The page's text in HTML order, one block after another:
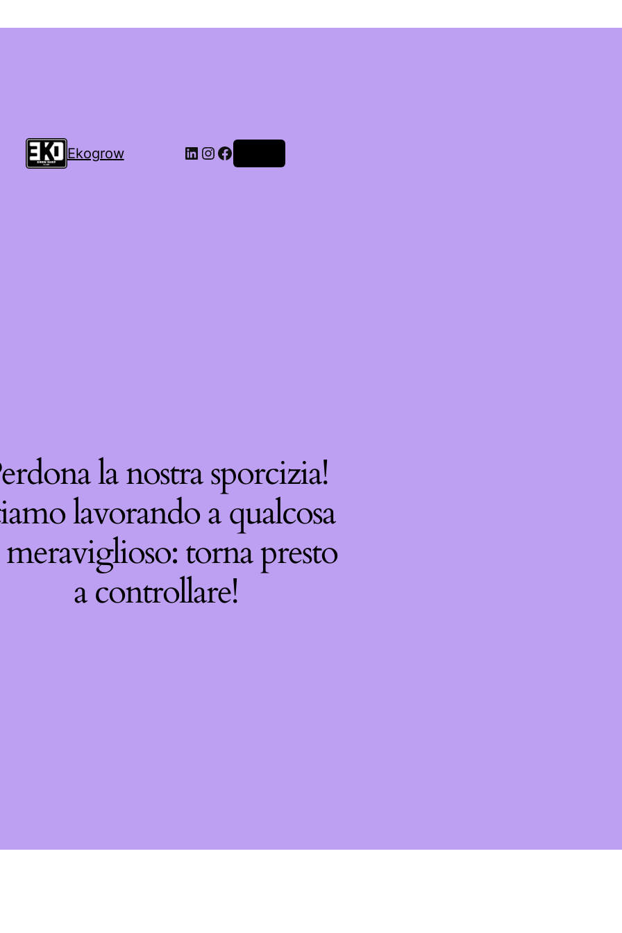
Ekogrow
la nostra sporcizia!
lavorando a qualcosa
torna presto
a controllare!